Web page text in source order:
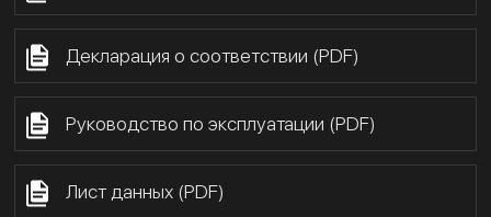
Декларация о соответствии (PDF)
Руководство по эксплуатации (PDF)
Лист данных (PDF)